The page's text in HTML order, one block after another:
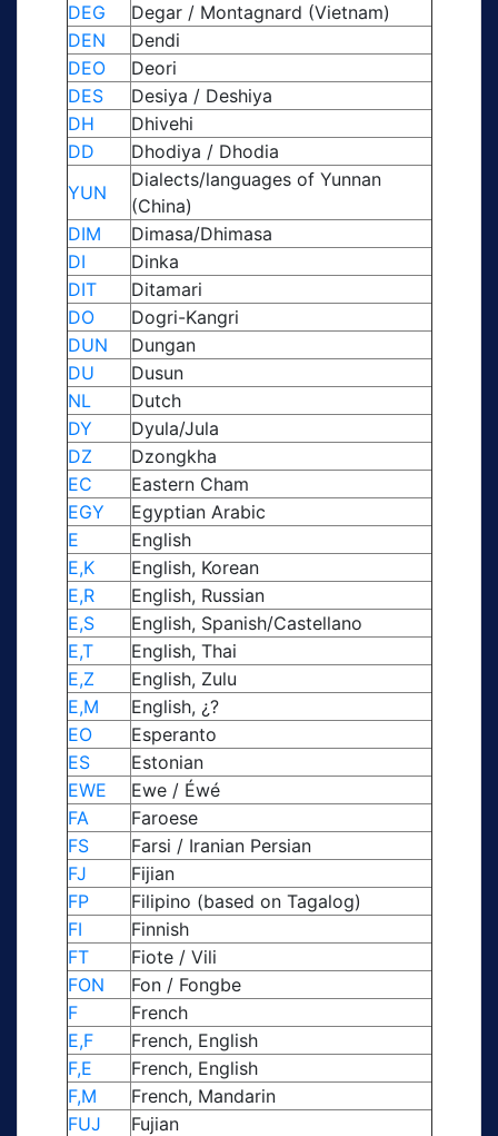
DEG
Degar / Montagnard (Vietnam)
DEN
Dendi
DEO
Deori
DES
Desiya / Deshiya
DH
Dhivehi
DD
Dhodiya / Dhodia
YUN
Dialects/languages of Yunnan
(China)
DIM
Dimasa/Dhimasa
DI
Dinka
DIT
Ditamari
DO
Dogri-Kangri
DUN
Dungan
DU
Dusun
NL
Dutch
DY
Dyula/Jula
DZ
Dzongkha
EC
Eastern Cham
EGY
Egyptian Arabic
E
English
E,K
English, Korean
E,R
English, Russian
E,S
English, Spanish/Castellano
E,T
English, Thai
E,Z
English, Zulu
E,M
English, ¿?
EO
Esperanto
ES
Estonian
EWE
Ewe / Éwé
FA
Faroese
FS
Farsi / Iranian Persian
FJ
Fijian
FP
Filipino (based on Tagalog)
FI
Finnish
FT
Fiote / Vili
FON
Fon / Fongbe
F
French
E,F
French, English
F,E
French, English
F,M
French, Mandarin
FUJ
Fujian